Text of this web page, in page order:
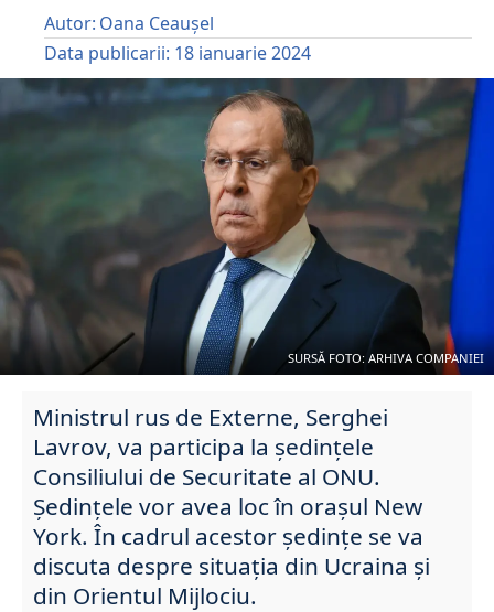
Autor: Oana Ceaușel
Data publicarii: 18 ianuarie 2024
SURSĂ FOTO: ARHIVA COMPANIEI
Ministrul rus de Externe, Serghei
Lavrov, va participa la şedinţele
Consiliului de Securitate al ONU.
Ședințele vor avea loc în orașul New
York. În cadrul acestor ședințe se va
discuta despre situația din Ucraina şi
din Orientul Mijlociu.